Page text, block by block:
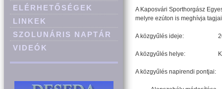
ELÉRHETŐSÉGEK
LINKEK
SZOLUNÁRIS NAPTÁR
VIDEÓK
A Kaposvári Sporthorgász
melyre ezúton is meghívja
A közgyűlés ideje: 2025.
A közgyűlés helye:
A közgyűlés napirendi pontjai: